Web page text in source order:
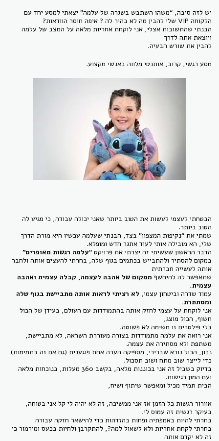
יש לזה סיבה, “משהו השתבש בשגרה של עלמה” יצאתי למסע יחד עם
הלקוחה VIP שלי להבין מה לא בהיר לה ? איפה חוסר הוודאות?
הבנתי שהתשובות אצלי, אני לוקחת אחריות מלאה על המצב של עלמה
ויוצאת אתה לדרך
להבין את שורש הבעיה.
מסע רגשי, קרוב, אותנטי מלווה באנשי מקצוע.
הבטחתי לעצמי לעשות את הטוב ביותר שאני יכולה עבודה, כי מגיע לה
הטוב ביותר.
שמתי את “נקיפות המצפון” בצד, הבנתי שעלמה עכשיו היא מורת הדרך
שלי, הא מובילה אותי לעוד אתגר חדש ומופלא.
הדבר הראשון שעשיתי זה יצרתי את פרויקט “עלמה רגשות מאופרים”
במקום להסתיר ולהתבייש בכתמים בגוף שלה, בחרתי להעצים אותה ולחבר
אותה לעשייה חברתית
שתאפשר לה להיחשף ממקום של אהבה לעצמה, קבלה עצמית ואהבה
עצמית.
עמוד שדרה וביטחון עצמי, לא רציתי לראות אותה מתביישת בגוף שלה
ומסתתרת.
אני לוקחת על עצמי לחזק אותה בהתמודדות עם העולם, בעידן של הכול
חשוף, הכול מוצג,
בלי פילטרים זו משימה לא פשוטה.
אני רואה את עלמה מתמודדות בצורה מעוררת השראה, לא מתביישת,
משתפת ולא מסתירה את עצמה.
נכון, הכול נורא שברירי, מספיקה הערה אחת פוגענית (גם אם זה בתמימות)
כדי לייצר שוב מתח ושוב תסכול.
בדיוק בשביל זה אני בכוננות מלאה, בקשב 360 מעלות, בנוכחות מלאה
ועם המון רגישות.
הבית תמיד מכיל ומאפשר שיתוף ושיח,
אוורור רגשות כל הזמן אז אני ממשיכה, זה לא יהיה לי קל אני בטוחה,
בעיקר רגשית זה עמוס לי.
בחרתי להיות באמפתיה ופחות בהזדהות כדי להישאר חזקה עבורה
בחרתי לקחת אחריות ולא לשאול למה?, להתקרבן ולחיות בכעס ומירמור כי
זה לא יקדם אותה